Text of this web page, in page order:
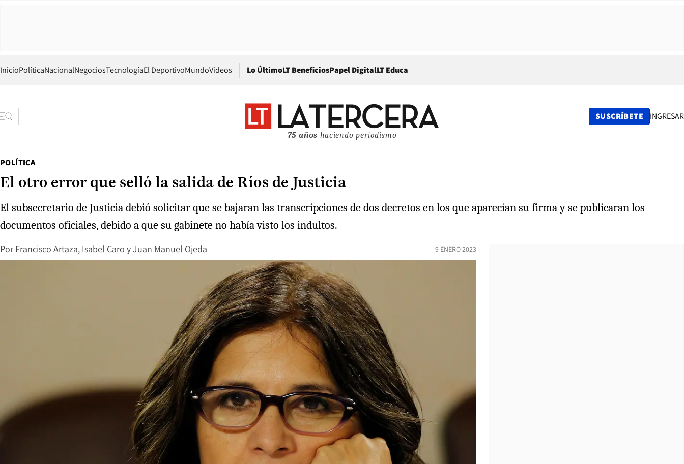
InicioPolíticaNacionalNegociosTecnologíaEl DeportivoMundoVideos Lo ÚltimoLT BeneficiosPapel DigitalOpens in new window
LT Educa
75 años haciendo periodismo
SUSCRÍBETE INGRESAR
POLÍTICA
El otro error que selló la salida de Ríos de Justicia
El subsecretario de Justicia debió solicitar que se bajaran las transcripciones de dos decretos en los que aparecían su firma y se publicaran los
documentos oficiales, debido a que su gabinete no había visto los indultos.
Por Francisco Artaza, Isabel Caro yJuan Manuel Ojeda 9 ENERO 2023